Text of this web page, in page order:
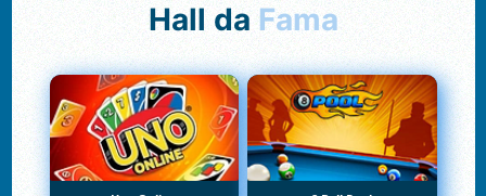
Hall da Fama